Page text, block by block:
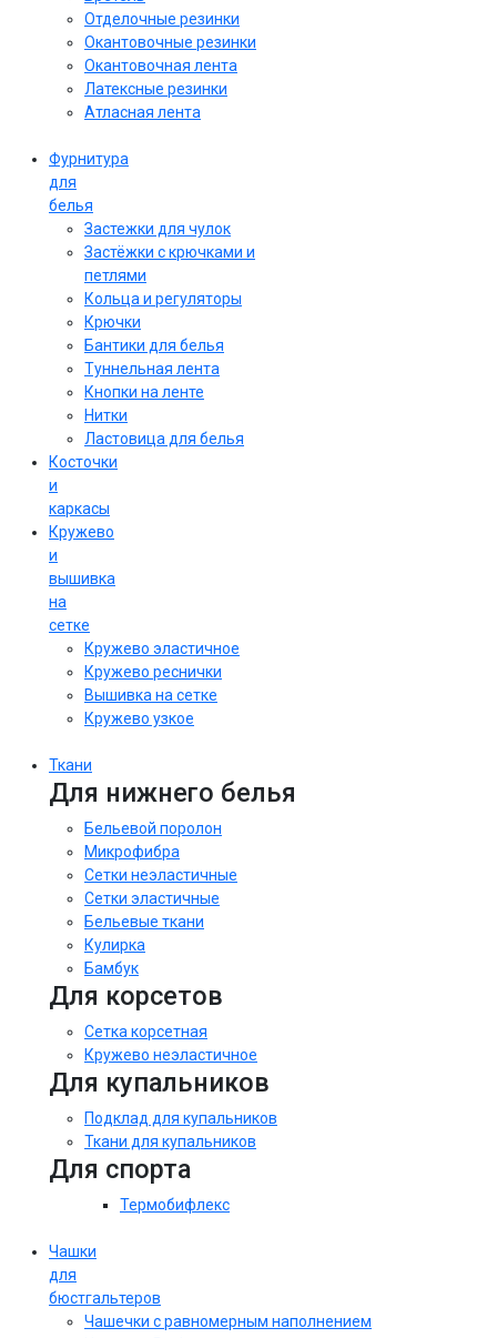
Отделочные резинки
Окантовочные резинки
Окантовочная лента
Латексные резинки
Атласная лента
Фурнитура
для
белья
Застежки для чулок
Застёжки с крючками и
петлями
Кольца и регуляторы
Крючки
Бантики для белья
Туннельная лента
Кнопки на ленте
Нитки
Ластовица для белья
Косточки
и
каркасы
Кружево
и
вышивка
на
сетке
Кружево эластичное
Кружево реснички
Вышивка на сетке
Кружево узкое
Ткани
Для нижнего белья
Бельевой поролон
Микрофибра
Сетки неэластичные
Сетки эластичные
Бельевые ткани
Кулирка
Бамбук
Для корсетов
Сетка корсетная
Кружево неэластичное
Для купальников
Подклад для купальников
Ткани для купальников
Для спорта
Термобифлекс
Чашки
для
бюстгальтеров
Чашечки с равномерным наполнением